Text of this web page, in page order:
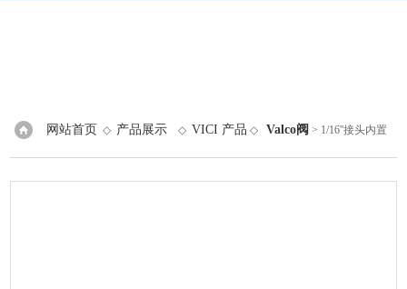
网站首页 ◇ 产品展示 ◇ VICI 产品 ◇ Valco阀 > 1/16''接头内置
定量管进样阀